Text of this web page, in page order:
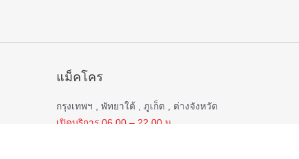
แม็คโคร
กรุงเทพฯ , พัทยาใต้ , ภูเก็ต , ต่างจังหวัด
เปิดบริการ 06.00 – 22.00 น.